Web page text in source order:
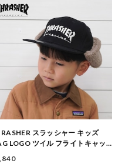
スラッシャー キッズ
LOGO ツイル フライトキャッ